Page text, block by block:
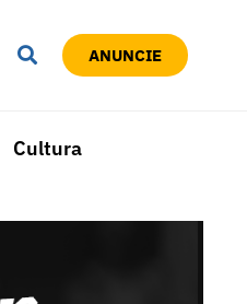
ANUNCIE
Cultura